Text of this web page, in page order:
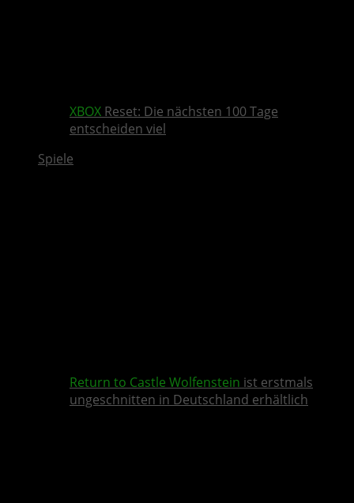
XBOX Reset: Die nächsten 100 Tage
entscheiden viel
Spiele
Return to Castle Wolfenstein ist erstmals
ungeschnitten in Deutschland erhältlich